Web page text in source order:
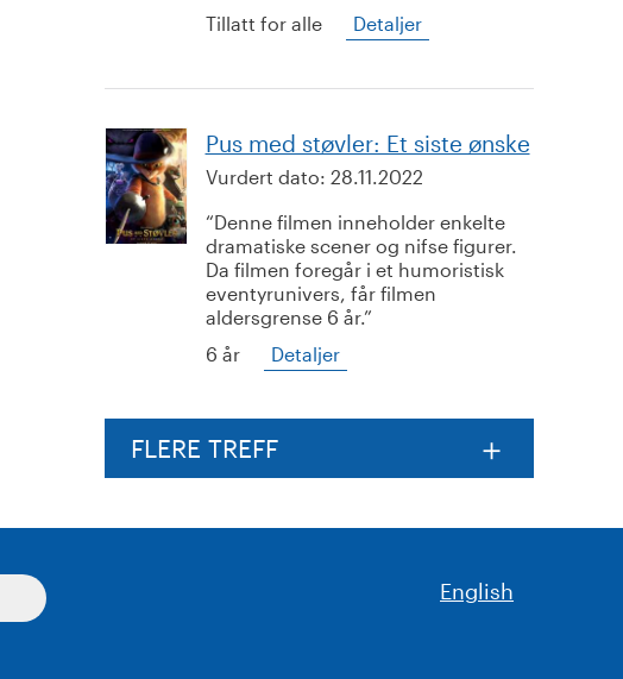
Tillatt for alle
Detaljer
Pus med støvler: Et siste ønske
Vurdert dato: 28.11.2022
Denne filmen inneholder enkelte
dramatiske scener og nifse figurer.
Da filmen foregår i et humoristisk
eventyrunivers, får filmen
aldersgrense 6 år.
6 år
Detaljer
FLERE TREFF
English